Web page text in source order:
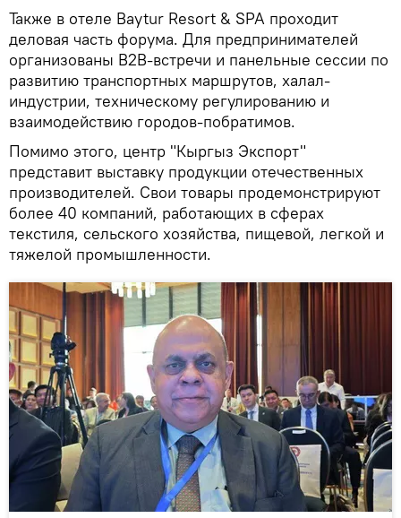
Также в отеле Baytur Resort & SPA проходит
деловая часть форума. Для предпринимателей
организованы B2B-встречи и панельные сессии по
развитию транспортных маршрутов, халал-
индустрии, техническому регулированию и
взаимодействию городов-побратимов.
Помимо этого, центр "Кыргыз Экспорт"
представит выставку продукции отечественных
производителей. Свои товары продемонстрируют
более 40 компаний, работающих в сферах
текстиля, сельского хозяйства, пищевой, легкой и
тяжелой промышленности.